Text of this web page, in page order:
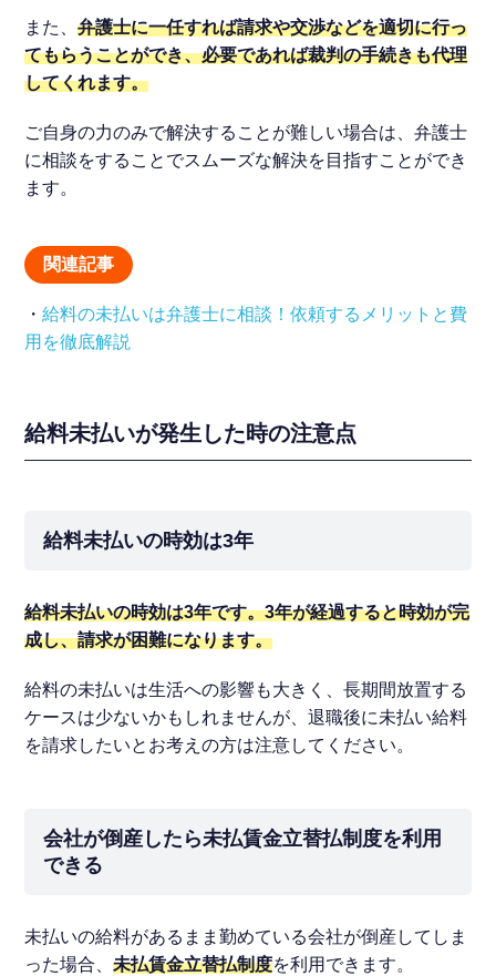
また、弁護士に一任すれば請求や交渉などを適切に行っ
てもらうことができ、必要であれば裁判の手続きも代理
してくれます。
ご自身の力のみで解決することが難しい場合は、弁護士
に相談をすることでスムーズな解決を目指すことができ
ます。
関連記事
・給料の未払いは弁護士に相談！依頼するメリットと費
用を徹底解説
給料未払いが発生した時の注意点
給料未払いの時効は3年
給料未払いの時効は3年です。3年が経過すると時効が完
成し、請求が困難になります。
給料の未払いは生活への影響も大きく、長期間放置する
ケースは少ないかもしれませんが、退職後に未払い給料
を請求したいとお考えの方は注意してください。
会社が倒産したら未払賃金立替払制度を利用
できる
未払いの給料があるまま勤めている会社が倒産してしま
った場合、未払賃金立替払制度を利用できます。